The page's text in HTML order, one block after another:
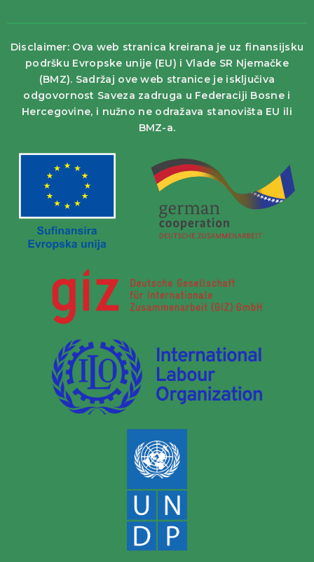
Disclaimer: Ova web stranica kreirana je uz finansijsku
podršku Evropske unije (EU) i Vlade SR Njemačke
(BMZ). Sadržaj ove web stranice je isključiva
odgovornost Saveza zadruga u Federaciji Bosne i
Hercegovine, i nužno ne odražava stanovišta EU ili
BMZ-a.